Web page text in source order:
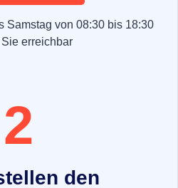
Samstag von 08:30 bis 18:30
erreichbar
2
den